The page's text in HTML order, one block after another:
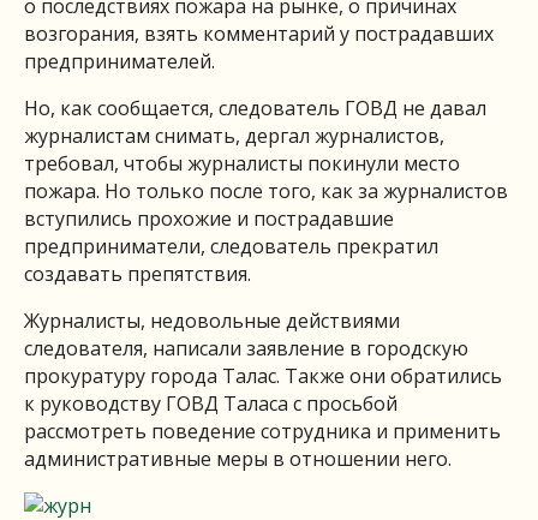
о последствиях пожара на рынке, о причинах
возгорания, взять комментарий у пострадавших
предпринимателей.
Но, как сообщается, следователь ГОВД не давал
журналистам снимать, дергал журналистов,
требовал, чтобы журналисты покинули место
пожара. Но только после того, как за журналистов
вступились прохожие и пострадавшие
предприниматели, следователь прекратил
создавать препятствия.
Журналисты, недовольные действиями
следователя, написали заявление в городскую
прокуратуру города Талас. Также они обратились
к руководству ГОВД Таласа с просьбой
рассмотреть поведение сотрудника и применить
административные меры в отношении него.